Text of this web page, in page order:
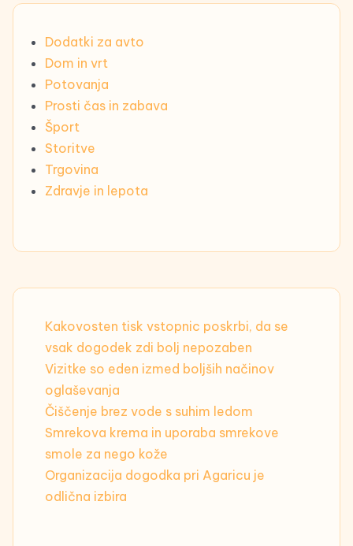
Dodatki za avto
Dom in vrt
Potovanja
Prosti čas in zabava
Šport
Storitve
Trgovina
Zdravje in lepota
Kakovosten tisk vstopnic poskrbi, da se
vsak dogodek zdi bolj nepozaben
Vizitke so eden izmed boljših načinov
oglaševanja
Čiščenje brez vode s suhim ledom
Smrekova krema in uporaba smrekove
smole za nego kože
Organizacija dogodka pri Agaricu je
odlična izbira